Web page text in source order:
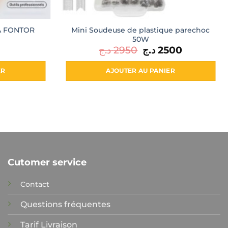
FONTOR
Mini Soudeuse de plastique parechoc
50W
2950 د.ج Le
prix
initial
était :
2500 د.ج Le
actuel
AJOUTER AU PANIER
Cutomer service
Contact
Questions fréquentes
Tarif Livraison